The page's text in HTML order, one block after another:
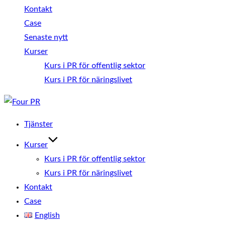
Kontakt
Case
Senaste nytt
Kurser
Kurs i PR för offentlig sektor
Kurs i PR för näringslivet
Hoppa
innehåll
Tjänster
Kurser
Kurs i PR för offentlig sektor
Kurs i PR för näringslivet
Kontakt
Case
English